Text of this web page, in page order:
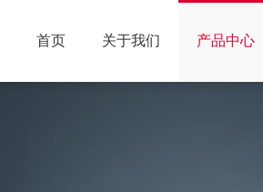
首页 关于我们 产品中心